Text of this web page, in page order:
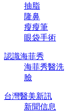
抽脂
隆鼻
瘦瘦筆
眼袋手術
認識海菲秀
海菲秀醫洗
臉
台灣醫美新訊
新聞信息